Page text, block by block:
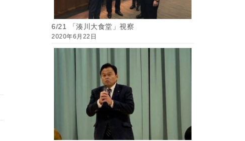
6/21 「湊川大食堂」視察
2020年6月22日